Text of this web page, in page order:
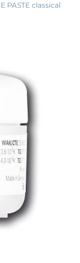
PASTE classical